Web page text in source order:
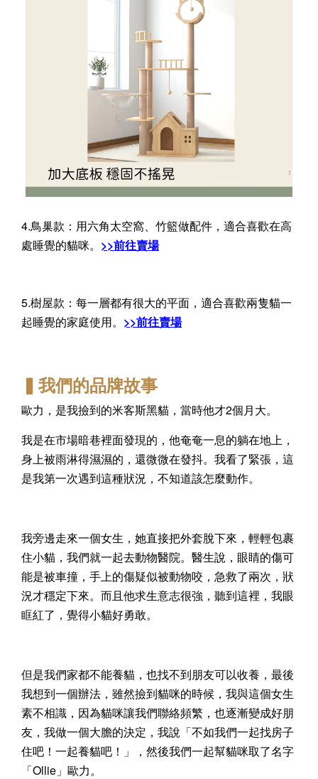
4.鳥巢款：用六角太空窩、竹籃做配件，適合喜歡在高
處睡覺的貓咪。 >>前往賣場
5.樹屋款：每一層都有很大的平面，適合喜歡兩隻貓一
起睡覺的家庭使用。 >>前往賣場
▍我們的品牌故事
歐力，是我撿到的米客斯黑貓，當時他才2個月大。
我是在市場暗巷裡面發現的，他奄奄一息的躺在地上，
身上被雨淋得濕濕的，還微微在發抖。我看了緊張，這
是我第一次遇到這種狀況，不知道該怎麼動作。
我旁邊走來一個女生，她直接把外套脫下來，輕輕包裹
住小貓，我們就一起去動物醫院。醫生說，眼睛的傷可
能是被車撞，手上的傷疑似被動物咬，急救了兩次，狀
況才穩定下來。而且他求生意志很強，聽到這裡，我眼
眶紅了，覺得小貓好勇敢。
但是我們家都不能養貓，也找不到朋友可以收養，最後
我想到一個辦法，雖然撿到貓咪的時候，我與這個女生
素不相識，因為貓咪讓我們聯絡頻繁，也逐漸變成好朋
友，我做一個大膽的決定，我說「不如我們一起找房子
住吧！一起養貓吧！」，然後我們一起幫貓咪取了名字
「Ollie」歐力。